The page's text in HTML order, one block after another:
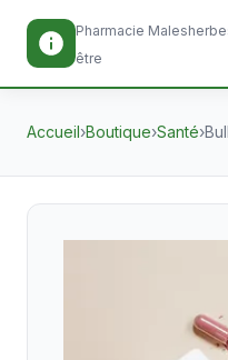
Pharmacie
être
Accueil›Boutique›Santé›